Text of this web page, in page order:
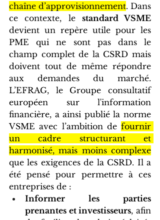
chaîne d’approvisionnement. Dans
ce contexte, le standard VSME
devient un repère utile pour les
PME qui ne sont pas dans le
champ complet de la CSRD mais
doivent tout de même répondre
aux demandes du marché.
L’EFRAG, le Groupe consultatif
européen sur l'information
financière, a ainsi publié la norme
VSME avec l’ambition de fournir
un cadre structurant et
harmonisé, mais moins complexe
que les exigences de la CSRD. Il a
été pensé pour permettre à ces
entreprises de :
Informer les parties
prenantes et investisseurs, afin